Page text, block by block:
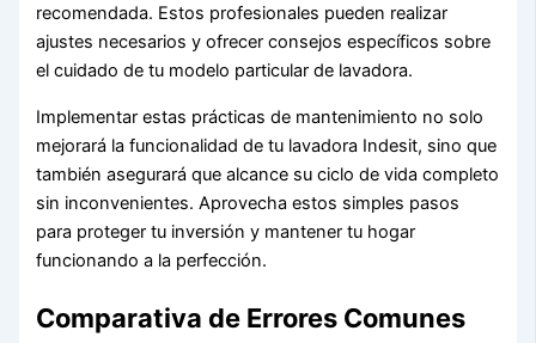
recomendada. Estos profesionales pueden realizar
ajustes necesarios y ofrecer consejos específicos sobre
el cuidado de tu modelo particular de lavadora.
Implementar estas prácticas de mantenimiento no solo
mejorará la funcionalidad de tu lavadora Indesit, sino que
también asegurará que alcance su ciclo de vida completo
sin inconvenientes. Aprovecha estos simples pasos
para proteger tu inversión y mantener tu hogar
funcionando a la perfección.
Comparativa de Errores Comunes